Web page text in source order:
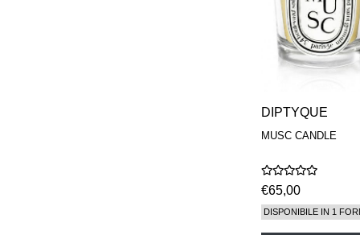
DIPTYQUE
MUSC CANDLE
€65,00
DISPONIBILE IN 1